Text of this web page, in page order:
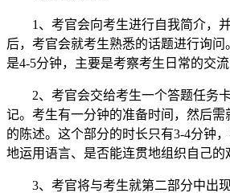
1、考官会向考生进行自我简介，并
后，考官会就考生熟悉的话题进行询
是4-5分钟，主要是考察考生日常的交流
2、考官会交给考生一个答题任务卡
记。考生有一分钟的准备时间，然后需
的陈述。这个部分的时长只有3-4分钟
地运用语言、是否能连贯地组织自己的
3、考官将与考生就第二部分中出